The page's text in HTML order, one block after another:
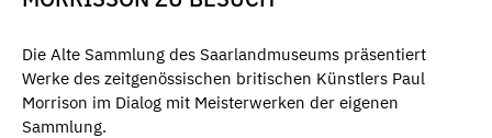
Die Alte Sammlung des Saarlandmuseums präsentiert
Werke des zeitgenössischen britischen Künstlers Paul
Morrison im Dialog mit Meisterwerken der eigenen
Sammlung.